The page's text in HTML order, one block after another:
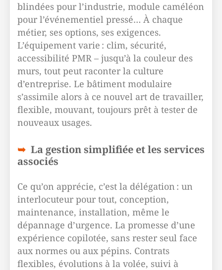
blindées pour l’industrie, module caméléon
pour l’événementiel pressé… À chaque
métier, ses options, ses exigences.
L’équipement varie : clim, sécurité,
accessibilité PMR – jusqu’à la couleur des
murs, tout peut raconter la culture
d’entreprise. Le bâtiment modulaire
s’assimile alors à ce nouvel art de travailler,
flexible, mouvant, toujours prêt à tester de
nouveaux usages.
La gestion simplifiée et les services
associés
Ce qu’on apprécie, c’est la délégation : un
interlocuteur pour tout, conception,
maintenance, installation, même le
dépannage d’urgence. La promesse d’une
expérience copilotée, sans rester seul face
aux normes ou aux pépins. Contrats
flexibles, évolutions à la volée, suivi à